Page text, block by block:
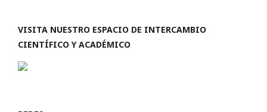
VISITA NUESTRO ESPACIO DE INTERCAMBIO
CIENTÍFICO Y ACADÉMICO